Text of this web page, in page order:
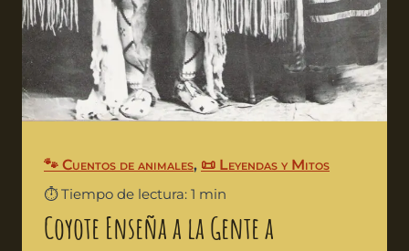
🐾 Cuentos de animales, 📜 Leyendas y Mitos
⏱️ Tiempo de lectura: 1 min
Coyote Enseña a la Gente a